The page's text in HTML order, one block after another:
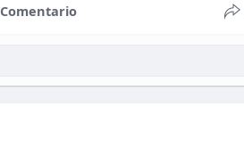
Comentario